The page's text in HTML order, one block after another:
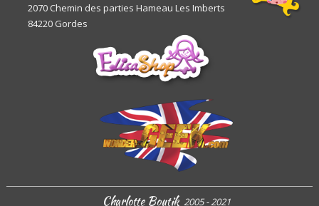
2070 Chemin des parties Hameau Les Imberts
84220 Gordes
Charlotte Boutik 2005 - 2021